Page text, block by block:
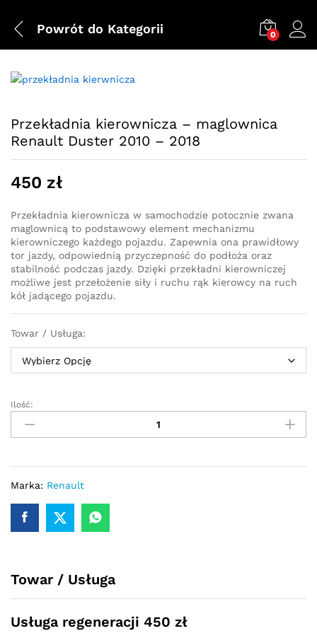
Powrót do Kategorii 0
Przekładnia kierownicza – maglownica
Renault Duster 2010 – 2018
450 zł
Przekładnia kierownicza w samochodzie potocznie zwana
maglownicą to podstawowy element mechanizmu
kierowniczego każdego pojazdu. Zapewnia ona prawidłowy
tor jazdy, odpowiednią przyczepność do podłoża oraz
stabilność podczas jazdy. Dzięki przekładni kierowniczej
możliwe jest przełożenie siły i ruchu rąk kierowcy na ruch
kół jadącego pojazdu.
Towar / Usługa:
Przekładnia
kierownicza
-
Renault
Duster
2018
Ilość:
Marka: Renault
Towar / Usługa
Usługa regeneracji 450 zł